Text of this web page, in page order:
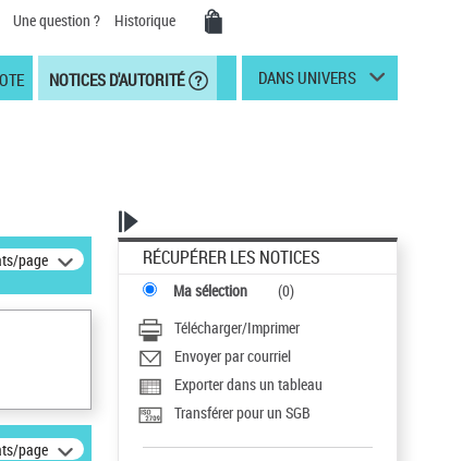
Une question ? Historique
NOTICES D'AUTORITÉ DANS UNIVERS
page
page
RÉCUPÉRER LES NOTICES
Ma sélection (0)
Télécharger/Imprimer
Envoyer par courriel
Exporter dans un tableau
Transférer pour un SGB